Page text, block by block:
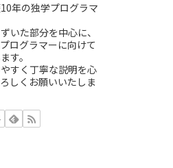
年の独学プログラマ
いた部分を中心に、
ログラマーに向けて
す。
すく丁寧な説明を心
しくお願いいたしま